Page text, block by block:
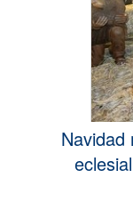
Navidad